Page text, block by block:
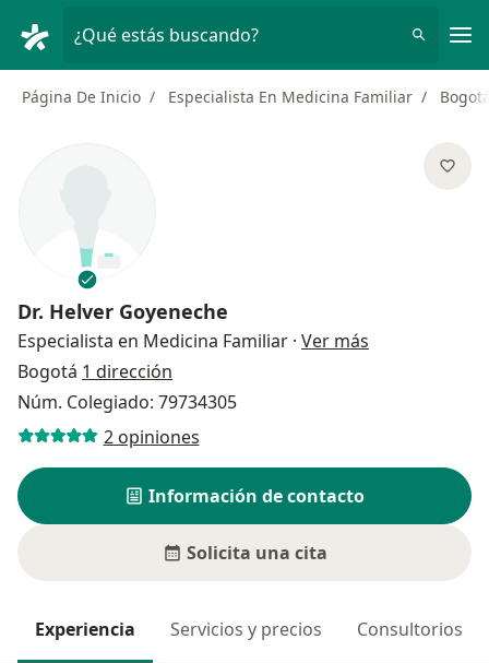
¿Qué estás buscando?
Página De Inicio Especialista En Medicina Familiar
Dr. Helver Goyeneche
Especialista en Medicina Familiar · Ver más
Bogotá 1 dirección
Núm. Colegiado: 79734305
2 opiniones
Información de contacto
Solicita una cita
Experiencia Servicios y precios Consultorios